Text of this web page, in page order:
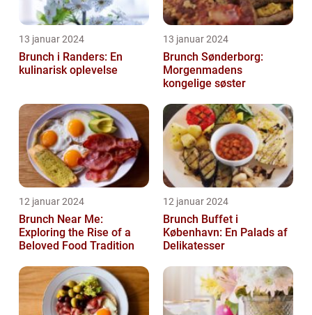
13 januar 2024
Brunch i Randers: En
kulinarisk oplevelse
13 januar 2024
Brunch Sønderborg:
Morgenmadens
kongelige søster
12 januar 2024
Brunch Near Me:
Exploring the Rise of a
Beloved Food Tradition
12 januar 2024
Brunch Buffet i
København: En Palads af
Delikatesser